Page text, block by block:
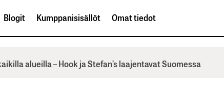
Blogit Kumppanisisällöt Omat tiedot
alueilla – Hook ja Stefan’s laajentavat Suomessa